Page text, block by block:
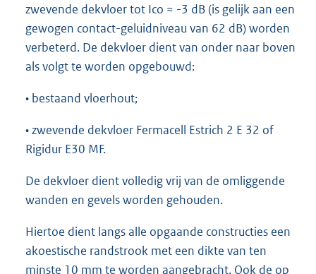
zwevende dekvloer tot Ico ≈ -3 dB (is gelijk aan een
gewogen contact-geluidniveau van 62 dB) worden
verbeterd. De dekvloer dient van onder naar boven
als volgt te worden opgebouwd:
• bestaand vloerhout;
• zwevende dekvloer Fermacell Estrich 2 E 32 of
Rigidur E30 MF.
De dekvloer dient volledig vrij van de omliggende
wanden en gevels worden gehouden.
Hiertoe dient langs alle opgaande constructies een
akoestische randstrook met een dikte van ten
minste 10 mm te worden aangebracht. Ook de op